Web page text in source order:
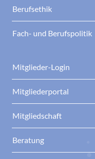
Berufsethik
Fach- und Berufspolitik
Mitglieder-Login
Mitgliederportal
Mitgliedschaft
Beratung